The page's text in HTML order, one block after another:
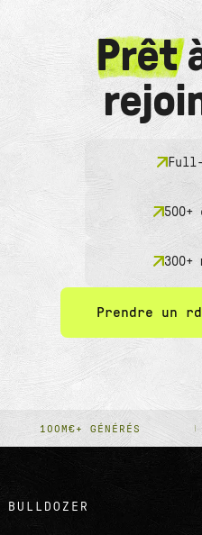
Prêt
300+
Prendre un
100M€+ GÉNÉRÉS
BULLDOZER